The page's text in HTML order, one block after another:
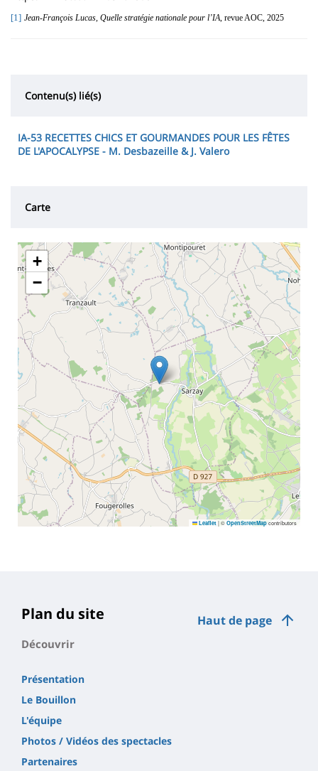
[1] Jean-François Lucas, Quelle stratégie nationale pour l’IA, revue AOC, 2025
Contenu(s) lié(s)
IA-53 RECETTES CHICS ET GOURMANDES POUR LES FÊTES
DE L'APOCALYPSE - M. Desbazeille & J. Valero
Carte
+
−
Leaflet |© OpenStreetMap contributors
Haut de page
Plan du site
Découvrir
Présentation
Le Bouillon
L'équipe
Photos / Vidéos des spectacles
Partenaires